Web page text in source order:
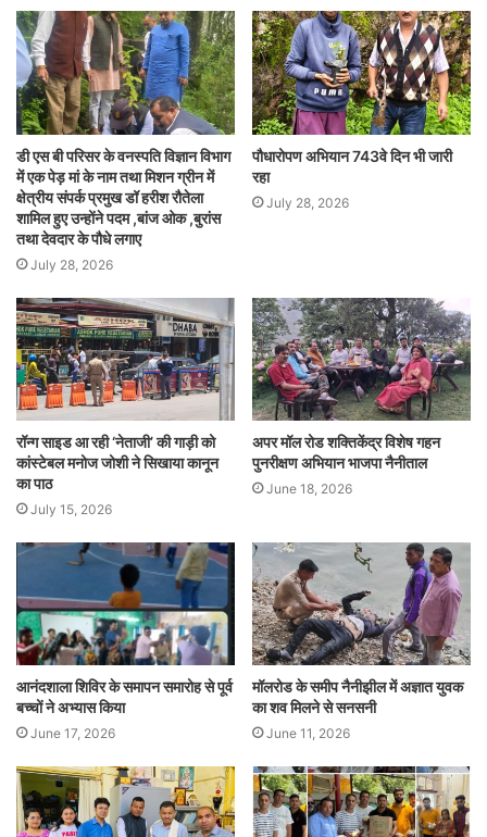
डी एस बी परिसर के वनस्पति विज्ञान विभाग
में एक पेड़ मां के नाम तथा मिशन ग्रीन में
क्षेत्रीय संपर्क प्रमुख डॉ हरीश रौतेला
शामिल हुए उन्होंने पदम ,बांज ओक ,बुरांस
तथा देवदार के पौधे लगाए
July 28, 2026
पौधारोपण अभियान 743वे दिन भी जारी
रहा
July 28, 2026
रॉन्ग साइड आ रही ‘नेताजी’ की गाड़ी को
कांस्टेबल मनोज जोशी ने सिखाया कानून
का पाठ
July 15, 2026
अपर मॉल रोड शक्तिकेंद्र विशेष गहन
पुनरीक्षण अभियान भाजपा नैनीताल
June 18, 2026
आनंदशाला शिविर के समापन समारोह से पूर्व
बच्चों ने अभ्यास किया
June 17, 2026
मॉलरोड के समीप नैनीझील में अज्ञात युवक
का शव मिलने से सनसनी
June 11, 2026